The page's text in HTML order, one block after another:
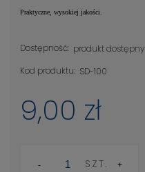
Praktyczne, wysokiej jakości.
Dostępność: produkt dostępny
Kod produktu: SD-100
9,00 zł
SZT.